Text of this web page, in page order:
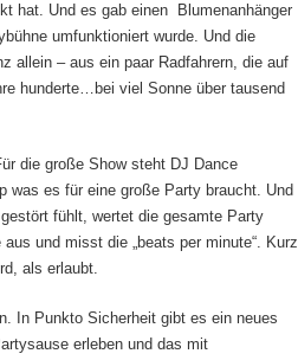
hat. Und es gab einen Blumenanhänger
umfunktioniert wurde. Und die
allein – aus ein paar Radfahrern, die auf
hunderte…bei viel Sonne über tausend
die große Show steht DJ Dance
was es für eine große Party braucht. Und
fühlt, wertet die gesamte Party
und misst die „beats per minute“. Kurz
als erlaubt.
In Punkto Sicherheit gibt es ein neues
erleben und das mit